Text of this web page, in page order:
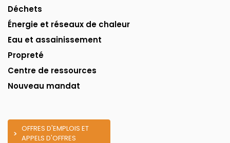
Déchets
Énergie et réseaux de chaleur
Eau et assainissement
Propreté
Centre de ressources
Nouveau mandat
OFFRES D'EMPLOIS ET
APPELS D'OFFRES